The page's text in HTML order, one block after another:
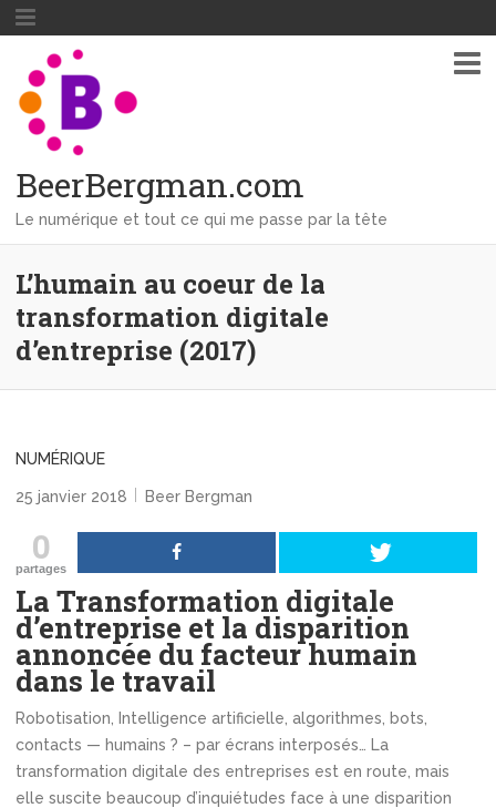
BeerBergman.com
Le numérique et tout ce qui me passe par la tête
L’humain au coeur de la
transformation digitale
d’entreprise (2017)
NUMÉRIQUE
25 janvier 2018 Beer Bergman
0
partages
La Transformation digitale
d’entreprise et la disparition
annoncée du facteur humain
dans le travail
Robotisation, Intelligence artificielle, algorithmes, bots,
contacts — humains ? – par écrans interposés… La
transformation digitale des entreprises est en route, mais
elle suscite beaucoup d’inquiétudes face à une disparition